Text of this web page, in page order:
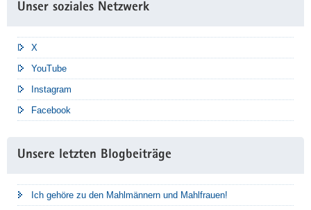
Unser soziales Netzwerk
X
YouTube
Instagram
Facebook
Unsere letzten Blogbeiträge
Ich gehöre zu den Mahlmännern und Mahlfrauen!